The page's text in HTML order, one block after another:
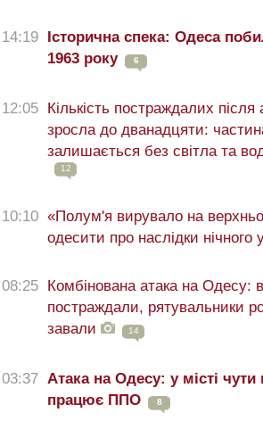
14:19 Історична спека: Одеса
1963 року
6
12:05 Кількість постраждалих
зросла до дванадцяти:
залишається без світла та
12
10:10 «Полум'я вирувало на
одесити про наслідки нічного
08:25 Комбінована атака на Одесу:
постраждали, рятувальники
завали
14
03:37 Атака на Одесу: у місті чути
працює ППО
8